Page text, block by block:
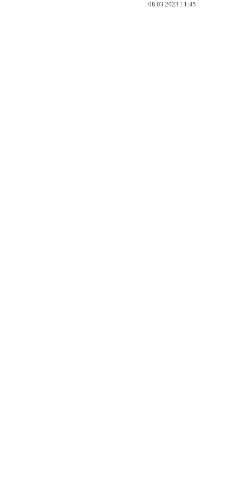
08.03.2023 11:45